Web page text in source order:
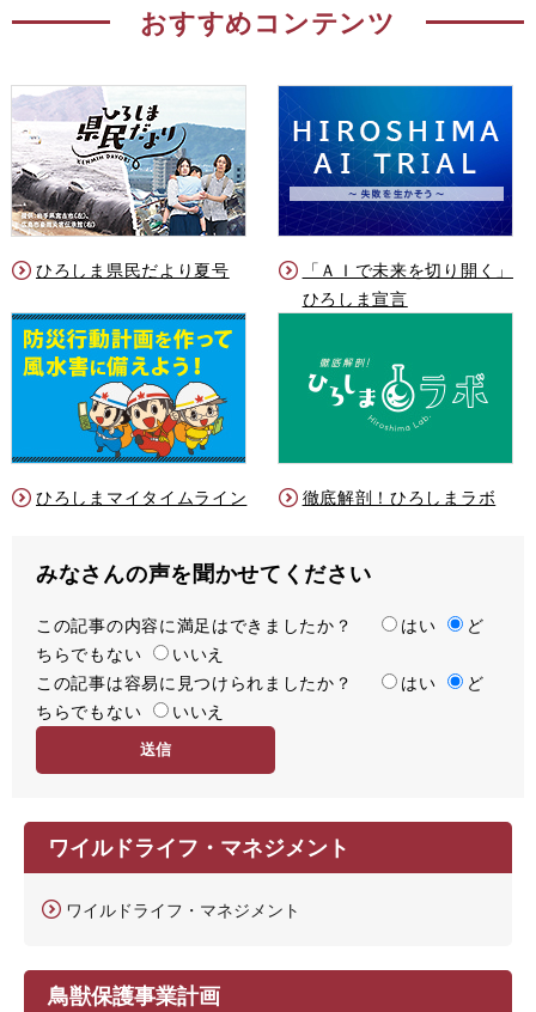
おすすめコンテンツ
ひろしま県民だより夏号
「ＡＩで未来を切り開く」
ひろしま宣言
ひろしまマイタイムライン 徹底解剖！ひろしまラボ
みなさんの声を聞かせてください
満
足
度
この記事の内容に満足はできましたか？ はい
ど
ちらでもない
いいえ
容
易
この記事は容易に見つけられましたか？ はい
ど
ちらでもない
いいえ
ワイルドライフ・マネジメント
ワイルドライフ・マネジメント
鳥獣保護事業計画